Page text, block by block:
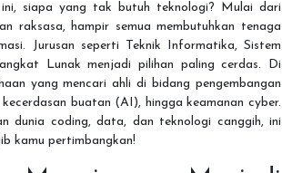
siapa yang tak butuh teknologi? Mulai dari
raksasa, hampir semua membutuhkan tenaga
Jurusan seperti Teknik Informatika, Sistem
Lunak menjadi pilihan paling cerdas. Di
yang mencari ahli di bidang pengembangan
buatan (AI), hingga keamanan cyber.
dunia coding, data, dan teknologi canggih, ini
kamu pertimbangkan!